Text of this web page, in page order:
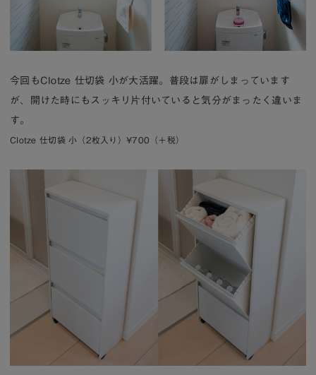
今回もClotze 仕切袋 小が大活躍。普段は扉がしまっています
が、開けた時にもスッキリ片付いていると気分がまったく違いま
す。
Clotze 仕切袋 小（2枚入り）¥700（＋税）